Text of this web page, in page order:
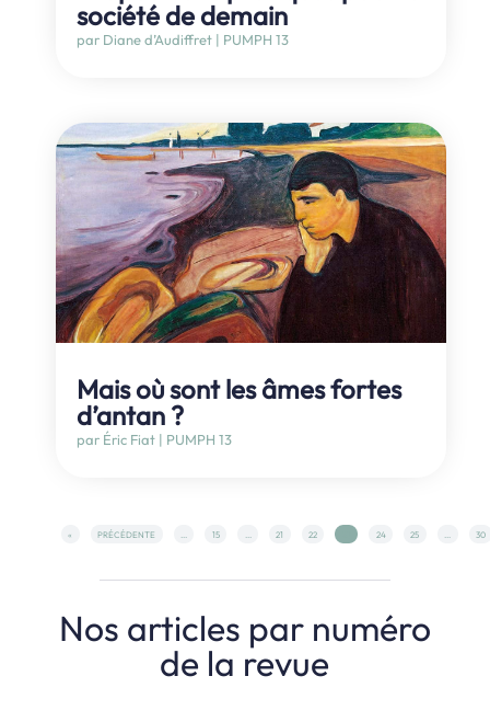
société de demain
par Diane d’Audiffret | PUMPH 13
Mais où sont les âmes fortes
d’antan ?
par Éric Fiat | PUMPH 13
« PRÉCÉDENTE 15 21 22 24 25 30
Nos articles par numéro
de la revue